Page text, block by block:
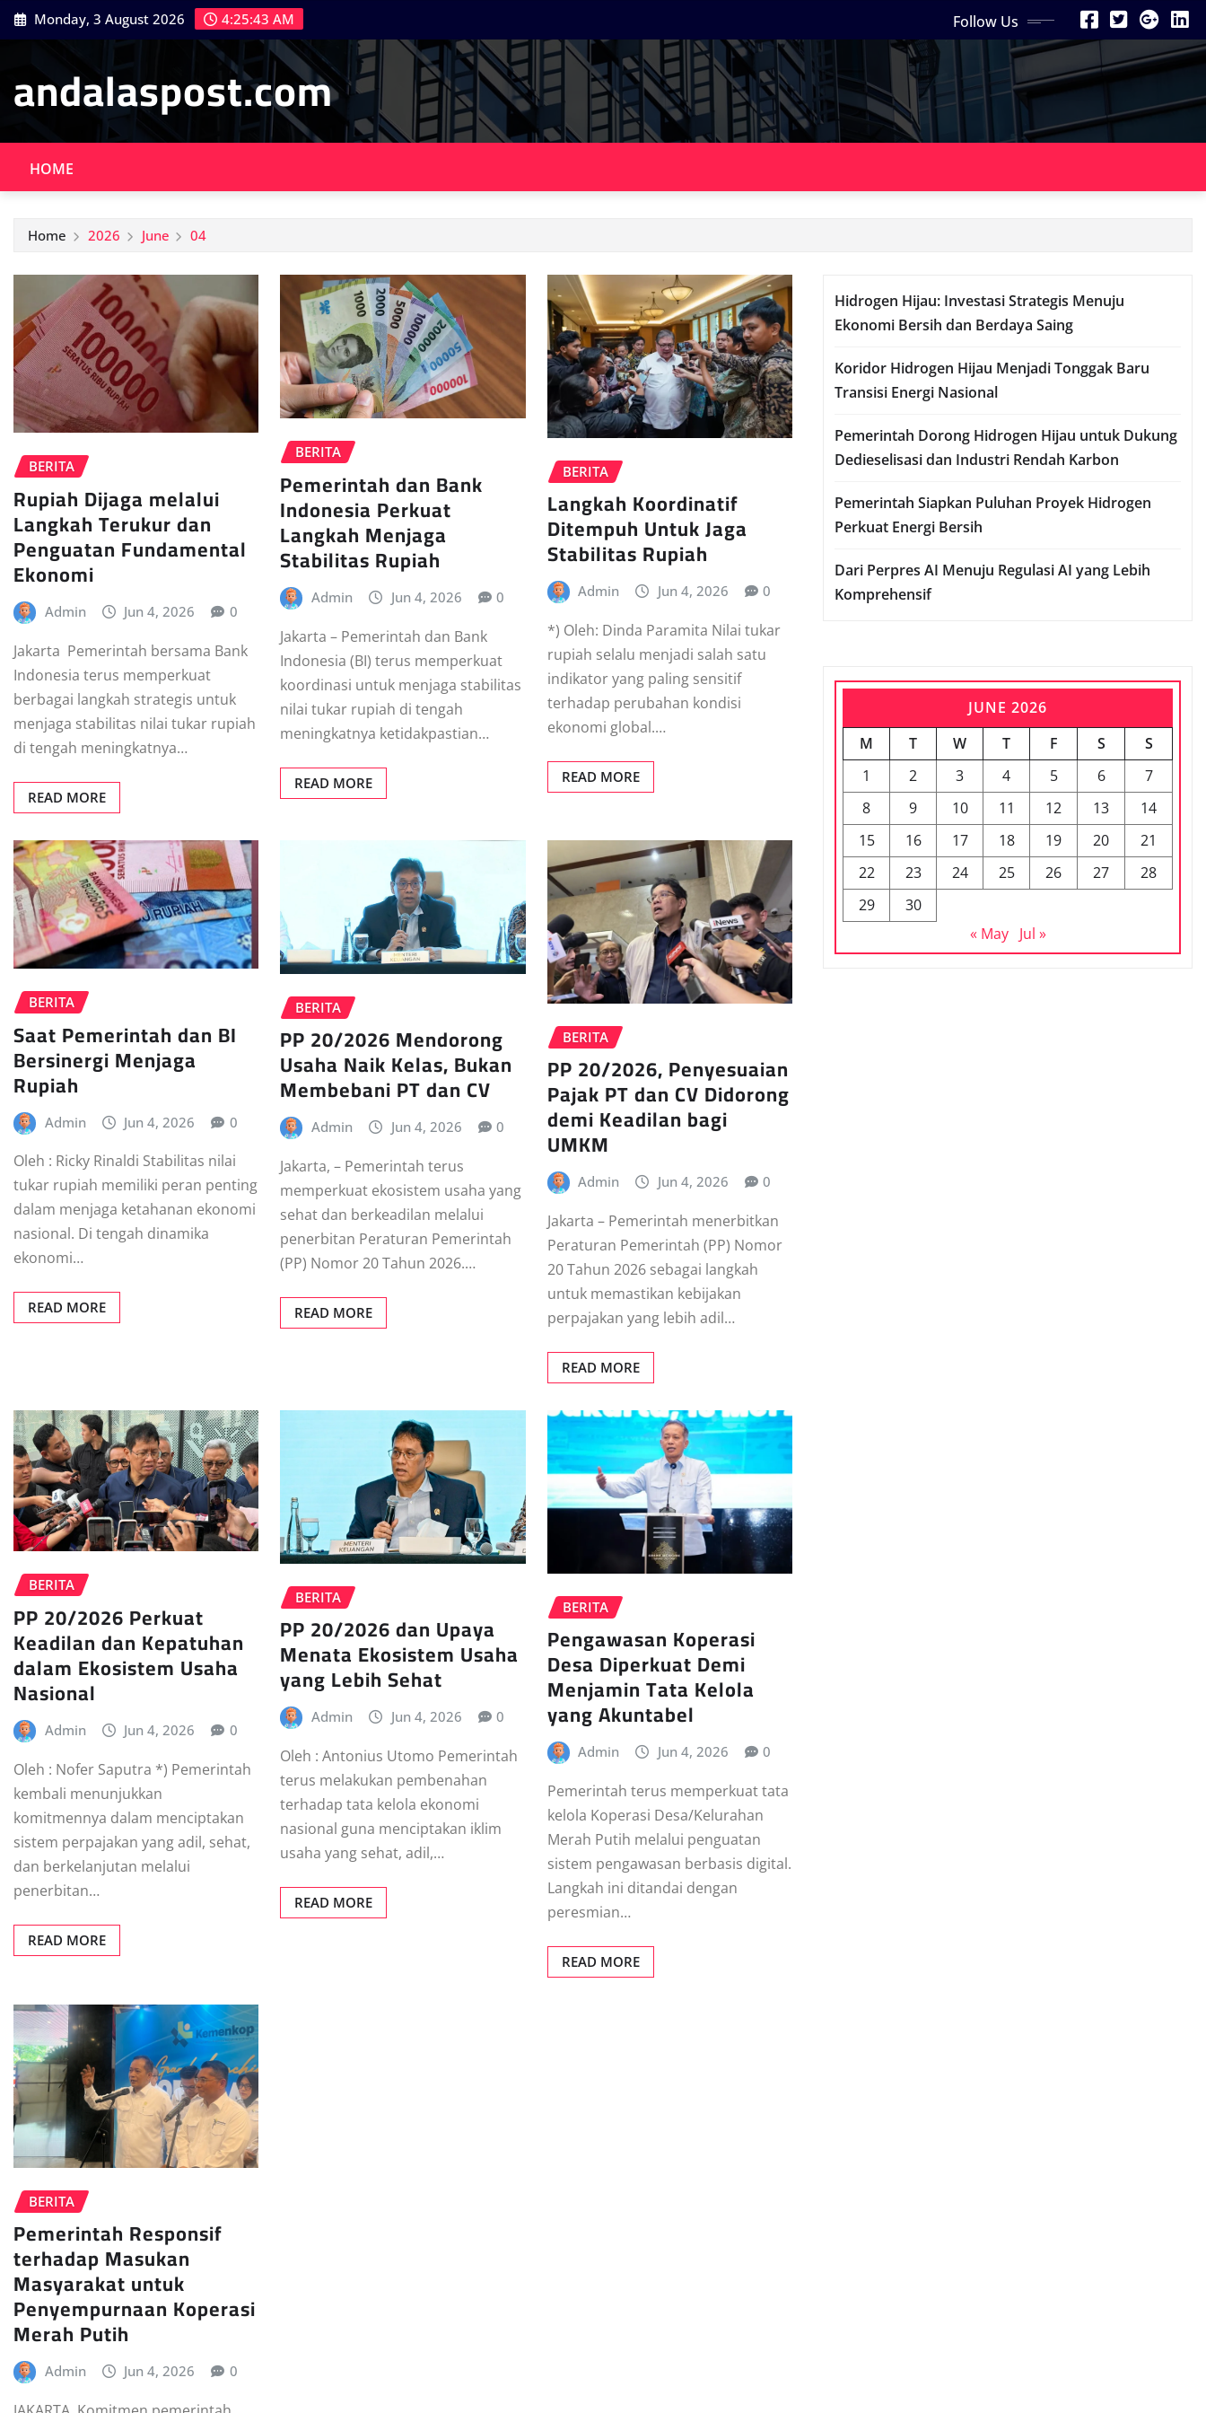
Skip
to
Monday, 3 August 2026 4:25:44 AM Follow Us
andalaspost.com
HOME
Home 2026 June 04
BERITA
Rupiah Dijaga melalui
Langkah Terukur dan
Penguatan Fundamental
Ekonomi
Admin Jun 4, 2026 0
Jakarta  Pemerintah bersama Bank
Indonesia terus memperkuat
berbagai langkah strategis untuk
menjaga stabilitas nilai tukar rupiah
di tengah meningkatnya…
READ MORE
BERITA
Pemerintah dan Bank
Indonesia Perkuat
Langkah Menjaga
Stabilitas Rupiah
Admin Jun 4, 2026 0
Jakarta – Pemerintah dan Bank
Indonesia (BI) terus memperkuat
koordinasi untuk menjaga stabilitas
nilai tukar rupiah di tengah
meningkatnya ketidakpastian…
READ MORE
BERITA
Langkah Koordinatif
Ditempuh Untuk Jaga
Stabilitas Rupiah
Admin Jun 4, 2026 0
*) Oleh: Dinda Paramita Nilai tukar
rupiah selalu menjadi salah satu
indikator yang paling sensitif
terhadap perubahan kondisi
ekonomi global.…
READ MORE
BERITA
Saat Pemerintah dan BI
Bersinergi Menjaga
Rupiah
Admin Jun 4, 2026 0
Oleh : Ricky Rinaldi Stabilitas nilai
tukar rupiah memiliki peran penting
dalam menjaga ketahanan ekonomi
nasional. Di tengah dinamika
ekonomi…
READ MORE
BERITA
PP 20/2026 Mendorong
Usaha Naik Kelas, Bukan
Membebani PT dan CV
Admin Jun 4, 2026 0
Jakarta, – Pemerintah terus
memperkuat ekosistem usaha yang
sehat dan berkeadilan melalui
penerbitan Peraturan Pemerintah
(PP) Nomor 20 Tahun 2026.…
READ MORE
BERITA
PP 20/2026, Penyesuaian
Pajak PT dan CV Didorong
demi Keadilan bagi
UMKM
Admin Jun 4, 2026 0
Jakarta – Pemerintah menerbitkan
Peraturan Pemerintah (PP) Nomor
20 Tahun 2026 sebagai langkah
untuk memastikan kebijakan
perpajakan yang lebih adil…
READ MORE
BERITA
PP 20/2026 Perkuat
Keadilan dan Kepatuhan
dalam Ekosistem Usaha
Nasional
Admin Jun 4, 2026 0
Oleh : Nofer Saputra *) Pemerintah
kembali menunjukkan
komitmennya dalam menciptakan
sistem perpajakan yang adil, sehat,
dan berkelanjutan melalui
penerbitan…
READ MORE
BERITA
PP 20/2026 dan Upaya
Menata Ekosistem Usaha
yang Lebih Sehat
Admin Jun 4, 2026 0
Oleh : Antonius Utomo Pemerintah
terus melakukan pembenahan
terhadap tata kelola ekonomi
nasional guna menciptakan iklim
usaha yang sehat, adil,…
READ MORE
BERITA
Pengawasan Koperasi
Desa Diperkuat Demi
Menjamin Tata Kelola
yang Akuntabel
Admin Jun 4, 2026 0
Pemerintah terus memperkuat tata
kelola Koperasi Desa/Kelurahan
Merah Putih melalui penguatan
sistem pengawasan berbasis digital.
Langkah ini ditandai dengan
peresmian…
READ MORE
BERITA
Pemerintah Responsif
terhadap Masukan
Masyarakat untuk
Penyempurnaan Koperasi
Merah Putih
Admin Jun 4, 2026 0
Hidrogen Hijau: Investasi Strategis Menuju
Ekonomi Bersih dan Berdaya Saing
Koridor Hidrogen Hijau Menjadi Tonggak Baru
Transisi Energi Nasional
Pemerintah Dorong Hidrogen Hijau untuk Dukung
Dedieselisasi dan Industri Rendah Karbon
Pemerintah Siapkan Puluhan Proyek Hidrogen
Perkuat Energi Bersih
Dari Perpres AI Menuju Regulasi AI yang Lebih
Komprehensif
JUNE 2026
M
T W T F S
S
1
2 3 4 5 6
7
8
9 10 11 12 13
14
15
16 17 18 19 20
21
22
23 24 25 26 27
28
29
30
« May
Jul »